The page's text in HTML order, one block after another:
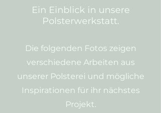
Ein Einblick in unsere
Polsterwerkstatt.
Die folgenden Fotos zeigen
verschiedene Arbeiten aus
unserer Polsterei und mögliche
Inspirationen für ihr nächstes
Projekt.